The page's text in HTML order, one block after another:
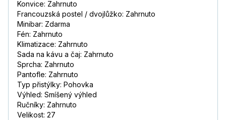
Konvice: Zahrnuto
Francouzská postel / dvojlůžko: Zahrnuto
Minibar: Zdarma
Fén: Zahrnuto
Klimatizace: Zahrnuto
Sada na kávu a čaj: Zahrnuto
Sprcha: Zahrnuto
Pantofle: Zahrnuto
Typ přistýlky: Pohovka
Výhled: Smíšený výhled
Ručníky: Zahrnuto
Velikost: 27